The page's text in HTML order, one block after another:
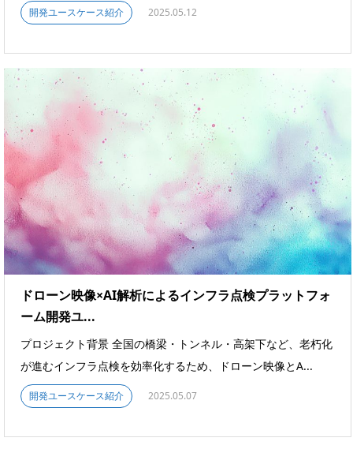
開発ユースケース紹介 2025.05.12
ドローン映像×AI解析によるインフラ点検プラットフォ
ーム開発ユ...
プロジェクト背景 全国の橋梁・トンネル・高架下など、老朽化
が進むインフラ点検を効率化するため、ドローン映像とA...
開発ユースケース紹介 2025.05.07